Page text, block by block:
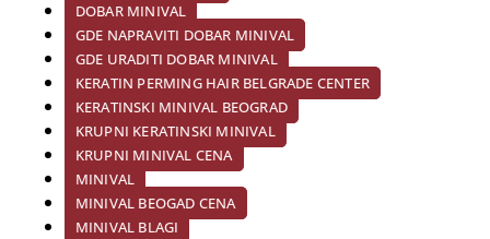
DOBAR MINIVAL
GDE NAPRAVITI DOBAR MINIVAL
GDE URADITI DOBAR MINIVAL
KERATIN PERMING HAIR BELGRADE CENTER
KERATINSKI MINIVAL BEOGRAD
KRUPNI KERATINSKI MINIVAL
KRUPNI MINIVAL CENA
MINIVAL
MINIVAL BEOGAD CENA
MINIVAL BLAGI